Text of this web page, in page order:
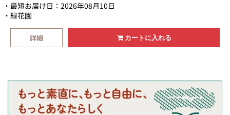
最短お届け日：2026年08月10日
緑花園
詳細 カートに入れる